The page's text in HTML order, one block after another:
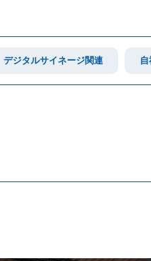
デジタルサイネージ関連 自